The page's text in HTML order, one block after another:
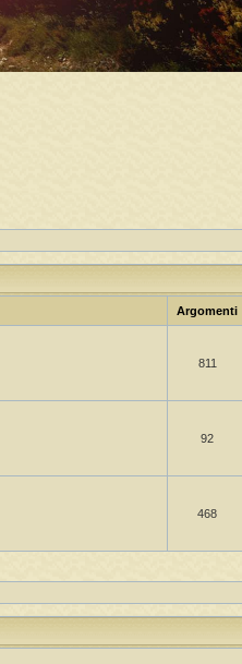
Argomenti
811
92
468